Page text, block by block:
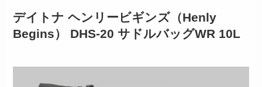
デイトナ ヘンリービギンズ（Henly
Begins） DHS-20 サドルバッグWR 10L